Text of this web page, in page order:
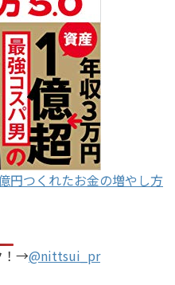
円つくれたお金の増やし方
！→@nittsui_pr